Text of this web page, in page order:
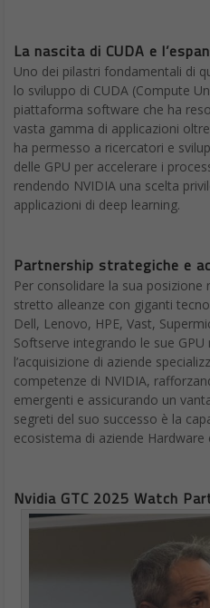
La nascita di CUDA e
Uno dei pilastri fondamentali di
lo sviluppo di CUDA (Compute
piattaforma software che ha
vasta gamma di applicazioni
ha permesso a ricercatori e
delle GPU per accelerare i
rendendo NVIDIA una scelta
applicazioni di deep learning.
Partnership strategiche e
Per consolidare la sua posizione
stretto alleanze con giganti
Dell, Lenovo, HPE, Vast,
Softserve integrando le sue
l’acquisizione di aziende
competenze di NVIDIA,
emergenti e assicurando un
segreti del suo successo è la
ecosistema di aziende Hardware
Nvidia GTC 2025 Watch